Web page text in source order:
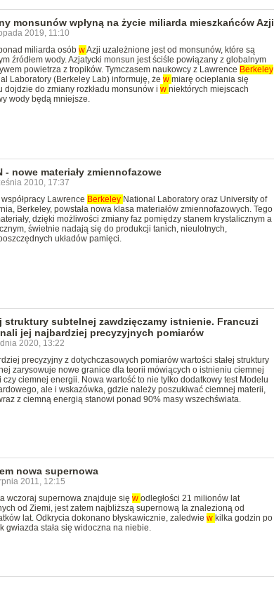
monsunów wpłyną na życie miliarda mieszkańców Azji
2019, 11:10
miliarda osób wAzji uzależnione jest od monsunów, które są
źródłem wody. Azjatycki monsun jest ściśle powiązany z globalnym
powietrza z tropików. Tymczasem naukowcy z Lawrence Berkeley
Laboratory (Berkeley Lab) informuję, że w miarę ocieplania się
dojdzie do zmiany rozkładu monsunów i w niektórych miejscach
wody będą mniejsze.
- nowe materiały zmiennofazowe
2010, 17:37
Lawrence Berkeley National Laboratory oraz University of
Berkeley, powstała nowa klasa materiałów zmiennofazowych. Tego
dzięki możliwości zmiany faz pomiędzy stanem krystalicznym a
świetnie nadają się do produkcji tanich, nieulotnych,
układów pamięci.
struktury subtelnej zawdzięczamy istnienie. Francuzi
jej najbardziej precyzyjnych pomiarów
2020, 13:22
precyzyjny z dotychczasowych pomiarów wartości stałej struktury
zarysowuje nowe granice dla teorii mówiących o istnieniu ciemnej
czy ciemnej energii. Nowa wartość to nie tylko dodatkowy test Modelu
ale i wskazówka, gdzie należy poszukiwać ciemnej materii,
z ciemną energią stanowi ponad 90% masy wszechświata.
nowa supernowa
2011, 12:15
wczoraj supernowa znajduje się w odległości 21 milionów lat
od Ziemi, jest zatem najbliższą supernową Ia znalezioną od
lat. Odkrycia dokonano błyskawicznie, zaledwie w kilka godzin po
gwiazda stała się widoczna na niebie.